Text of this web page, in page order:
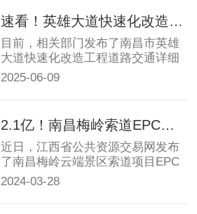
速看！英雄大道快速化改造四大优化，2028 年竣工
目前，相关部门发布了南昌市英雄
大道快速化改造工程道路交通详细
规划（调整）批前公示...
2025-06-09
2.1亿！南昌梅岭索道EPC建设招标！
近日，江西省公共资源交易网发布
了南昌梅岭云端景区索道项目EPC
总承包项目，该项目招标...
2024-03-28
西湖区
青云谱区
红谷滩区
经开区